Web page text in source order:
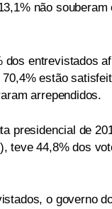
não souberam
dos entrevistados
estão
arrependidos.
presidencial de
teve 44,8% dos
o governo